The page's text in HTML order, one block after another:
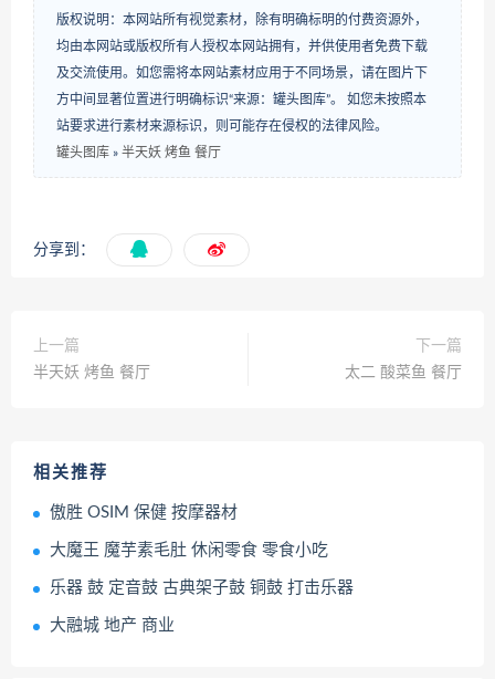
版权说明：本网站所有视觉素材，除有明确标明的付费资源外，
均由本网站或版权所有人授权本网站拥有，并供使用者免费下载
及交流使用。如您需将本网站素材应用于不同场景，请在图片下
方中间显著位置进行明确标识“来源：罐头图库”。 如您未按照本
站要求进行素材来源标识，则可能存在侵权的法律风险。
罐头图库 » 半天妖 烤鱼 餐厅
分享到：
上一篇
半天妖 烤鱼 餐厅
下一篇
太二 酸菜鱼 餐厅
相关推荐
傲胜 OSIM 保健 按摩器材
大魔王 魔芋素毛肚 休闲零食 零食小吃
乐器 鼓 定音鼓 古典架子鼓 铜鼓 打击乐器
大融城 地产 商业